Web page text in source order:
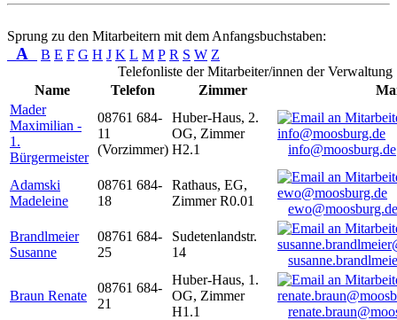
Sprung zu den Mitarbeitern mit dem Anfangsbuchstaben:
A B E F G H J K L M P R S W Z
Telefonliste der Mitarbeiter/innen der Verwaltung
Name
Telefon Zimmer
Mader
Maximilian -
1.
Bürgermeister
08761 684-
11
(Vorzimmer)
Huber-Haus, 2.
OG, Zimmer
H2.1
info@moosburg.de
Adamski
Madeleine
08761 684-
18
Rathaus, EG,
Zimmer R0.01
ewo@moosburg.de
Brandlmeier
Susanne
08761 684-
25
Sudetenlandstr.
14
Braun Renate
08761 684-
21
Huber-Haus, 1.
OG, Zimmer
H1.1